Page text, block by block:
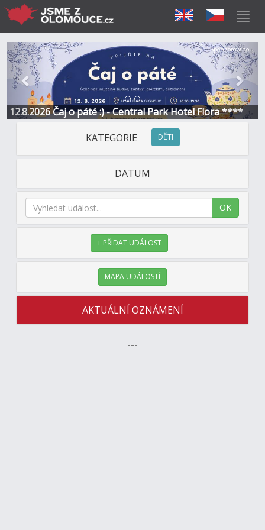
12.8.2026 Čaj o páté :) - Central Park Hotel Flora ****
Předchozí Další
Sponzorováno
KATEGORIE DĚTI
DATUM
OK
+ PŘIDAT UDÁLOST
MAPA UDÁLOSTÍ
AKTUÁLNÍ OZNÁMENÍ
---